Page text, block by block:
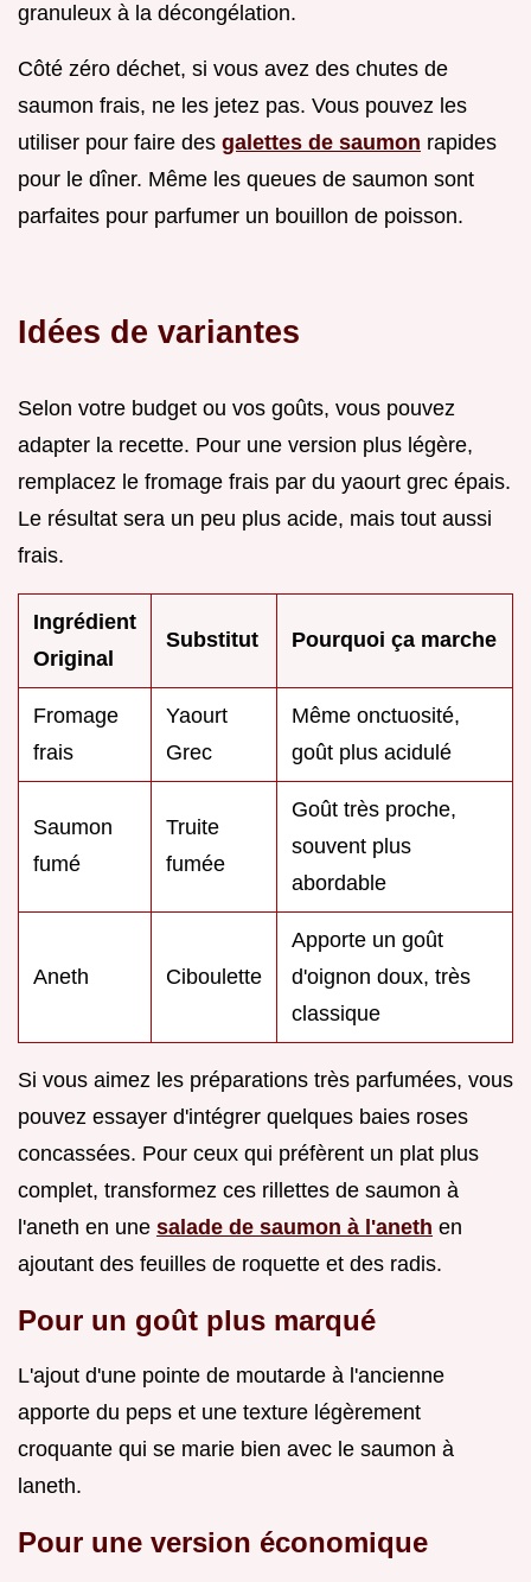
granuleux à la décongélation.
Côté zéro déchet, si vous avez des chutes de
saumon frais, ne les jetez pas. Vous pouvez les
utiliser pour faire des galettes de saumon rapides
pour le dîner. Même les queues de saumon sont
parfaites pour parfumer un bouillon de poisson.
Idées de variantes
Selon votre budget ou vos goûts, vous pouvez
adapter la recette. Pour une version plus légère,
remplacez le fromage frais par du yaourt grec épais.
Le résultat sera un peu plus acide, mais tout aussi
frais.
Ingrédient
Original
Substitut Pourquoi ça marche
Fromage
frais
Yaourt
Grec
Même onctuosité,
goût plus acidulé
Saumon
fumé
Truite
fumée
Goût très proche,
souvent plus
abordable
Aneth Ciboulette
Apporte un goût
d'oignon doux, très
classique
Si vous aimez les préparations très parfumées, vous
pouvez essayer d'intégrer quelques baies roses
concassées. Pour ceux qui préfèrent un plat plus
complet, transformez ces rillettes de saumon à
l'aneth en une salade de saumon à l'aneth en
ajoutant des feuilles de roquette et des radis.
Pour un goût plus marqué
L'ajout d'une pointe de moutarde à l'ancienne
apporte du peps et une texture légèrement
croquante qui se marie bien avec le saumon à
laneth.
Pour une version économique